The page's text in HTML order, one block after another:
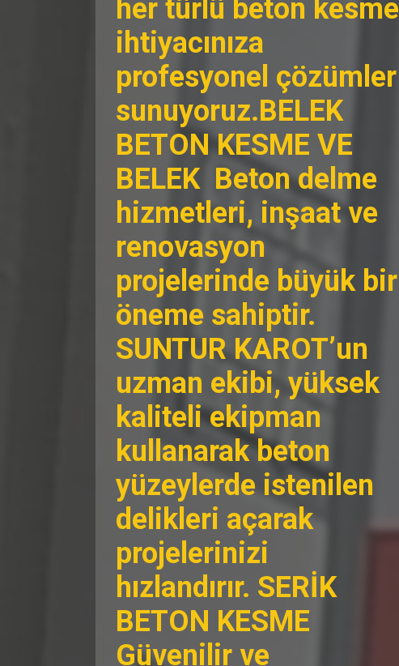
her türlü beton kesme
ihtiyacınıza
profesyonel çözümler
sunuyoruz.BELEK
BETON KESME VE
BELEK Beton delme
hizmetleri, inşaat ve
renovasyon
projelerinde büyük bir
öneme sahiptir.
SUNTUR KAROT’un
uzman ekibi, yüksek
kaliteli ekipman
kullanarak beton
yüzeylerde istenilen
delikleri açarak
projelerinizi
hızlandırır. SERİK
BETON KESME
Güvenilir ve